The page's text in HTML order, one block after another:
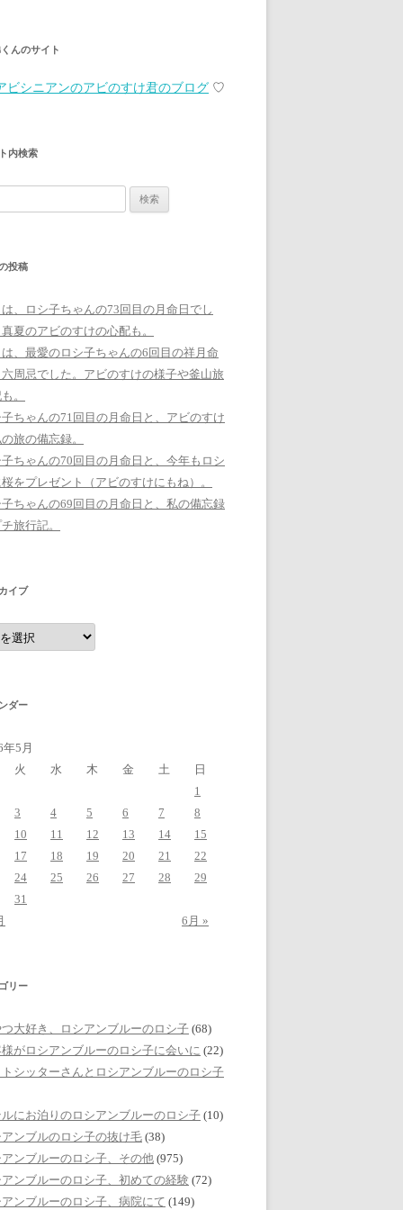
んのサイト
ビシニアンのアビのすけ君のブログ ♡
内検索
投稿
、ロシ子ちゃんの73回目の月命日でし
夏のアビのすけの心配も。
、最愛のロシ子ちゃんの6回目の祥月命
周忌でした。アビのすけの様子や釜山旅
。
ちゃんの71回目の月命日と、アビのすけ
旅の備忘録。
ちゃんの70回目の月命日と、今年もロシ
をプレゼント（アビのすけにもね）。
ちゃんの69回目の月命日と、私の備忘録
旅行記。
イブ
ダー
5月
火
水 木 金 土
日
1
3
4 5 6 7
8
10
11 12 13 14
15
17
18 19 20 21
22
24
25 26 27 28
29
31
6月 »
リー
大好き、ロシアンブルーのロシ子 (68)
がロシアンブルーのロシ子に会いに (22)
シッターさんとロシアンブルーのロシ子
にお泊りのロシアンブルーのロシ子 (10)
ンブルのロシ子の抜け毛 (38)
ンブルーのロシ子、その他 (975)
ンブルーのロシ子、初めての経験 (72)
ンブルーのロシ子、病院にて (149)